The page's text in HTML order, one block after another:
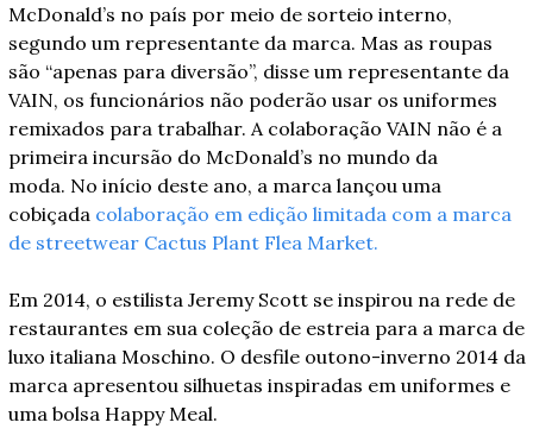
McDonald’s no país por meio de sorteio interno,
segundo um representante da marca. Mas as roupas
são “apenas para diversão”, disse um representante da
VAIN, os funcionários não poderão usar os uniformes
remixados para trabalhar. A colaboração VAIN não é a
primeira incursão do McDonald’s no mundo da
moda. No início deste ano, a marca lançou uma
cobiçada colaboração em edição limitada com a marca
de streetwear Cactus Plant Flea Market.
Em 2014, o estilista Jeremy Scott se inspirou na rede de
restaurantes em sua coleção de estreia para a marca de
luxo italiana Moschino. O desfile outono-inverno 2014 da
marca apresentou silhuetas inspiradas em uniformes e
uma bolsa Happy Meal.